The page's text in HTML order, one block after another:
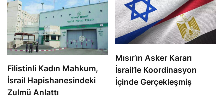
Filistinli Kadın Mahkum,
İsrail Hapishanesindeki
Zulmü Anlattı
Mısır’ın Asker Kararı
İsrail’le Koordinasyon
İçinde Gerçekleşmiş